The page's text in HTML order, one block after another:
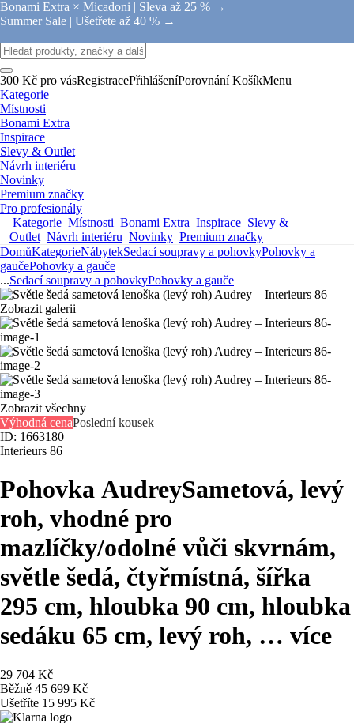
Bonami Extra × Micadoni | Sleva až 25 % →
Summer Sale | Ušetřete až 40 % →
300 Kč pro vásRegistracePřihlášeníPorovnání KošíkMenu
Kategorie
Místnosti
Bonami Extra
Inspirace
Slevy & Outlet
Návrh interiéru
Novinky
Premium značky
Pro profesionály
Kategorie Místnosti Bonami Extra Inspirace Slevy &
Outlet Návrh interiéru Novinky Premium značky
DomůKategorieNábytekSedací soupravy a pohovkyPohovky a
gaučePohovky a gauče
...Sedací soupravy a pohovkyPohovky a gauče
Zobrazit galerii
Zobrazit všechny
Výhodná cenaPoslední kousek
ID: 1663180
Interieurs 86
Pohovka AudreySametová, levý
roh, vhodné pro
mazlíčky/odolné vůči skvrnám,
světle šedá, čtyřmístná, šířka
295 cm, hloubka 90 cm, hloubka
sedáku 65 cm, levý roh, … více
29 704 Kč
Běžně 45 699 Kč
Ušetříte 15 995 Kč